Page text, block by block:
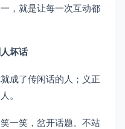
，就是让每一次互动都
坏话
成了传闲话的人；义正
。
一笑，岔开话题。不站